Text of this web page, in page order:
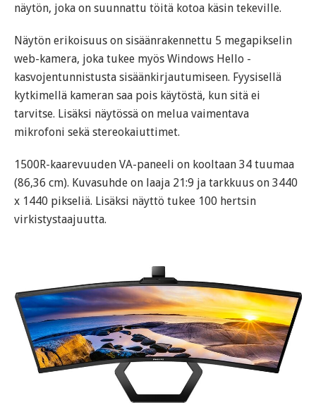
näytön, joka on suunnattu töitä kotoa käsin tekeville.
Näytön erikoisuus on sisäänrakennettu 5 megapikselin
web-kamera, joka tukee myös Windows Hello -
kasvojentunnistusta sisäänkirjautumiseen. Fyysisellä
kytkimellä kameran saa pois käytöstä, kun sitä ei
tarvitse. Lisäksi näytössä on melua vaimentava
mikrofoni sekä stereokaiuttimet.
1500R-kaarevuuden VA-paneeli on kooltaan 34 tuumaa
(86,36 cm). Kuvasuhde on laaja 21:9 ja tarkkuus on 3440
x 1440 pikseliä. Lisäksi näyttö tukee 100 hertsin
virkistystaajuutta.